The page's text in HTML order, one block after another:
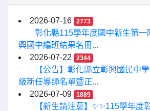
2026-07-16 2773
彰化縣115學年度國中新生第一
興國中編班結果名冊...
2026-07-22
2344
【公告】彰化縣立彰興國民中
級新任導師名單暨正...
2026-07-09
1889
【新生請注意】✨✨115學年度